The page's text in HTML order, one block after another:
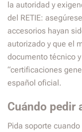
la autoridad y
del RETIE:
accesorios hayan
autorizado y que el
documento técnico
“certificaciones
español oficial.
Cuándo pedir
Pida soporte